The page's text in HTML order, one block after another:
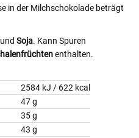
in der Milchschokolade beträgt
Soja. Kann Spuren
enthalten.
2584 kJ / 622 kcal
47 g
35 g
43 g